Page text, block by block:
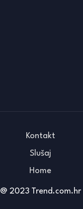
@ 2023 Trend.com.hr
Kontakt
Slušaj
Home